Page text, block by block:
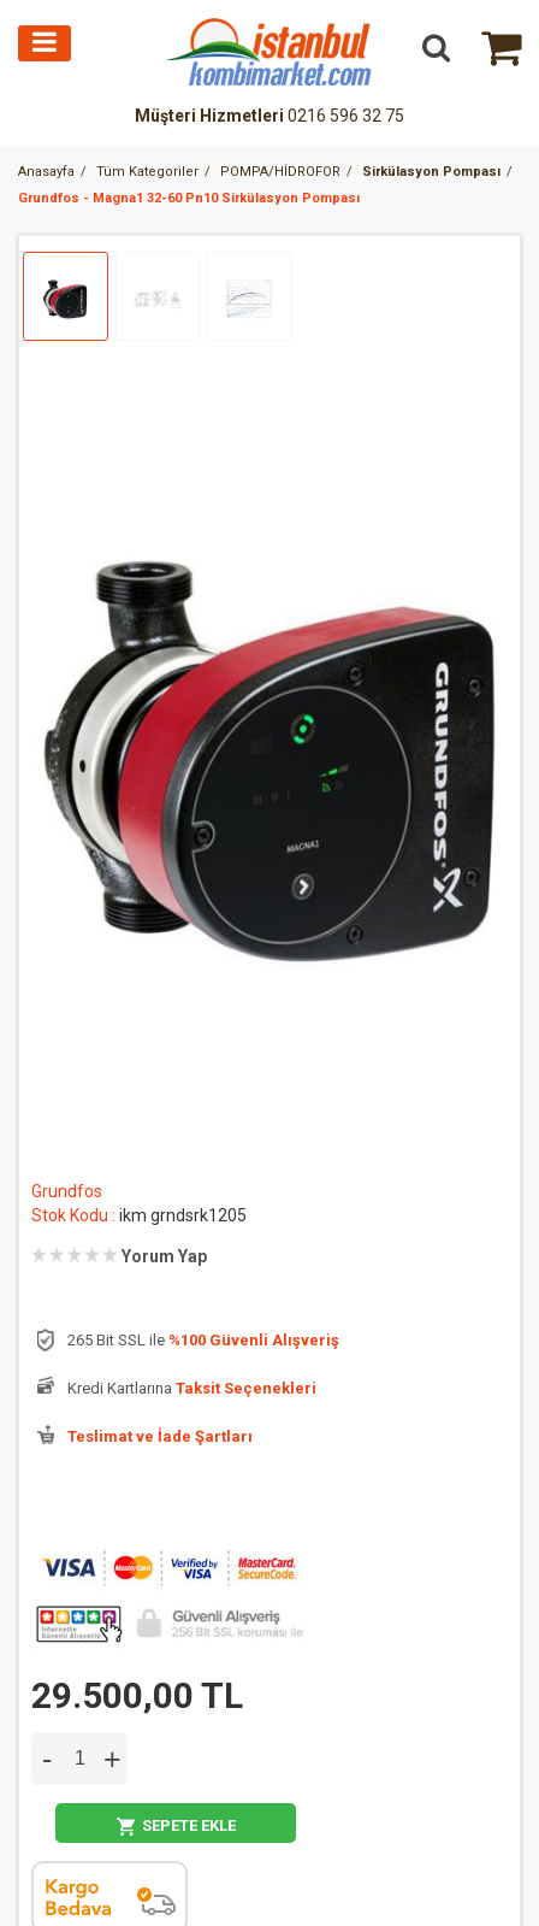
Müşteri Hizmetleri 0216 596 32 75
Anasayfa Tüm Kategoriler POMPA/HİDROFOR
Sirkülasyon Pompası
Grundfos - Magna1 32-60 Pn10 Sirkülasyon Pompası
Grundfos
Stok Kodu : ikm grndsrk1205
Yorum Yap
265 Bit SSL ile %100 Güvenli Alışveriş
Kredi Kartlarına Taksit Seçenekleri
Teslimat ve İade Şartları
29.500,00 TL
- +
SEPETE EKLE